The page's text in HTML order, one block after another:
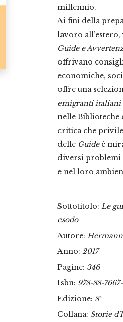
millennio.
Ai fini della
lavoro
Guide e
offrivano
economiche,
offre una
emigranti italiani
nelle Biblioteche
critica che
delle Guideè
diversi problemi
e nel loro
Sottotitolo: Le
esodo
Autore:
Anno: 2017
Pagine: 346
Isbn: 978-88-
Edizione: 8°
Collana: Storie